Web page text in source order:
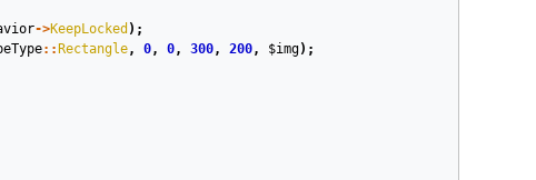
->KeepLocked );
:: Rectangle, 0, 0, 300, 200, $img);